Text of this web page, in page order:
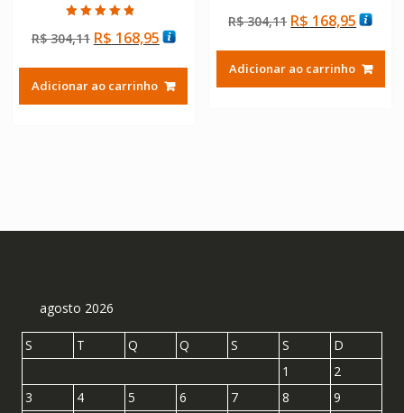
4.50
de 5
R$304,11 O
original
era:
R$ 168,95O
atual
é:
Adicionar ao carrinho
4.50
de 5
R$304,11 O
original
era:
R$ 168,95O
atual
é:
Adicionar ao carrinho
agosto 2026
S T Q Q S S
D
1
2
3
4 5 6 7 8
9